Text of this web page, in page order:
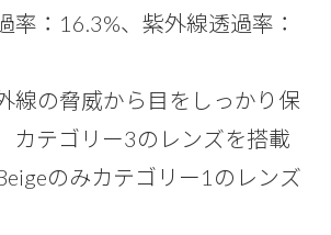
率：16.3%、紫外線透過率：
線の脅威から目をしっかり保
カテゴリー3のレンズを搭載
のみカテゴリー1のレンズ